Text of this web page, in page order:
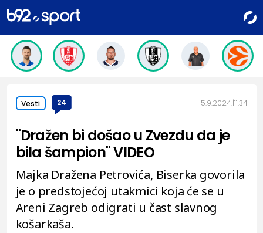
Vesti 24 5.9.2024. 11:34
"Dražen bi došao u Zvezdu da je
bila šampion" VIDEO
Majka Dražena Petrovića, Biserka govorila
je o predstojećoj utakmici koja će se u
Areni Zagreb odigrati u čast slavnog
košarkaša.